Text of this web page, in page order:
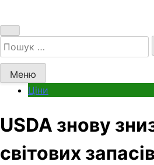
Пошук:
Меню
Ціни
USDA знову
світових